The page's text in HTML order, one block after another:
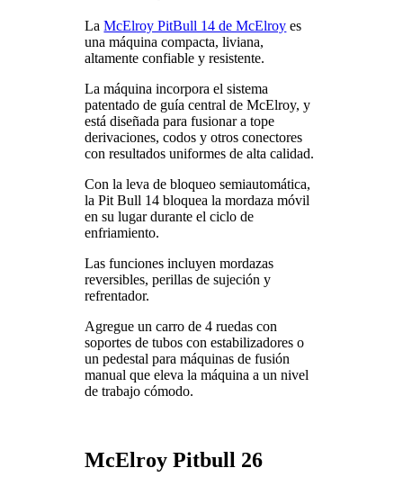
LaMcElroy PitBull 14 de McElroy es
una máquina compacta, liviana,
altamente confiable y resistente.
La máquina incorpora el sistema
patentado de guía central de McElroy, y
está diseñada para fusionar a tope
derivaciones, codos y otros conectores
con resultados uniformes de alta calidad.
Con la leva de bloqueo semiautomática,
la Pit Bull 14 bloquea la mordaza móvil
en su lugar durante el ciclo de
enfriamiento.
Las funciones incluyen mordazas
reversibles, perillas de sujeción y
refrentador.
Agregue un carro de 4 ruedas con
soportes de tubos con estabilizadores o
un pedestal para máquinas de fusión
manual que eleva la máquina a un nivel
de trabajo cómodo.
McElroy Pitbull 26